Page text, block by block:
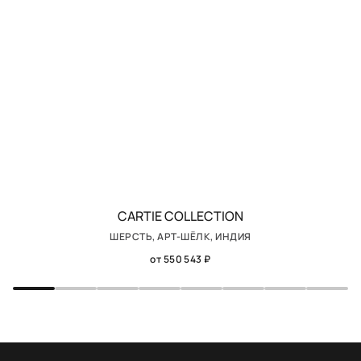
CARTIE COLLECTION
ШЕРСТЬ, АРТ-ШЁЛК, ИНДИЯ
от 550 543 ₽